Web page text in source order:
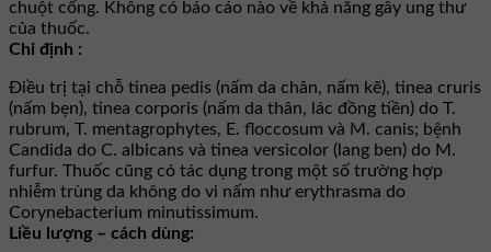
chuột cống. Không có báo cáo nào về khả năng gây ung thư
của thuốc.
Chỉ định :
Ðiều trị tại chỗ tinea pedis (nấm da chân, nấm kẽ), tinea cruris
(nấm bẹn), tinea corporis (nấm da thân, lác đồng tiền) do T.
rubrum, T. mentagrophytes, E. floccosum và M. canis; bệnh
Candida do C. albicans và tinea versicolor (lang ben) do M.
furfur. Thuốc cũng có tác dụng trong một số trường hợp
nhiễm trùng da không do vi nấm như erythrasma do
Corynebacterium minutissimum.
Liều lượng – cách dùng: